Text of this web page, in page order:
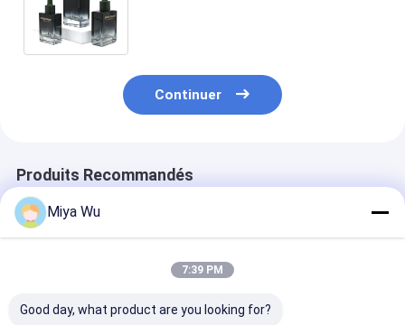
Continuer
Produits Recommandés
Miya Wu
7:39 PM
Good day, what product are you looking for?